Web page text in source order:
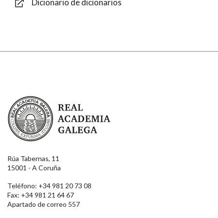
Dicionario de dicionarios
Real Academia Galega
Rúa Tabernas, 11
15001 - A Coruña
Teléfono: +34 981 20 73 08
Fax: +34 981 21 64 67
Apartado de correo 557